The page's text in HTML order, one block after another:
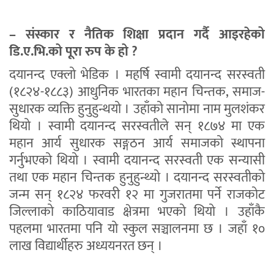
– संस्कार र नैतिक शिक्षा प्रदान गर्दै आइरहेको
डि.ए.भि.को पूरा रुप के हो ?
दयानन्द एक्लो भेडिक । महर्षि स्वामी दयानन्द सरस्वती
(१८२४-१८८३) आधुनिक भारतका महान चिन्तक, समाज-
सुधारक व्यक्ति हुनुहुन्थयो । उहाँको सानोमा नाम मुलशंकर
थियो । स्वामी दयानन्द सरस्वतीले सन् १८७४ मा एक
महान आर्य सुधारक सङ्गठन आर्य समाजको स्थापना
गर्नुभएको थियो । स्वामी दयानन्द सरस्वती एक सन्यासी
तथा एक महान चिन्तक हुनुहुन्थ्यो । दयानन्द सरस्वतीको
जन्म सन् १८२४ फरवरी १२ मा गुजरातमा पर्ने राजकोट
जिल्लाको काठियावाड क्षेत्रमा भएको थियो । उहाँकै
पहलमा भारतमा पनि यो स्कुल सञ्चालनमा छ । जहाँ १०
लाख विद्यार्थीहरु अध्ययनरत छन् ।